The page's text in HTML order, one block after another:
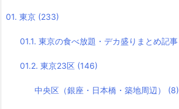
01. 東京 (233)
01.1. 東京の食べ放題・デカ盛りまとめ記事
01.2. 東京23区 (146)
中央区（銀座・日本橋・築地周辺） (8)